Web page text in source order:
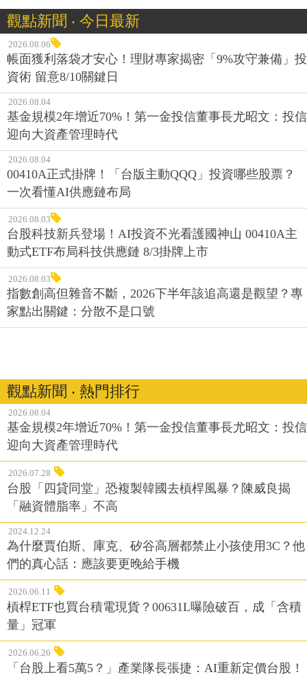
觀點新聞 ‧ 今日最新
2026.08.06
帳面獲利落袋才安心！理財專家揭密「9%攻守兼備」投
資術 留意8/10關鍵日
2026.08.04
基金規模2年增近70%！第一金投信董事長尤昭文：投信
迎向大資產管理時代
2026.08.04
00410A正式掛牌！「台版主動QQQ」投資哪些股票？
一次看懂AI供應鏈布局
2026.08.03
台股科技新兵登場！AI投資不光看護國神山 00410A主
動式ETF布局科技供應鏈 8/3掛牌上市
2026.08.03
指數創高但雜音不斷，2026下半年該追高還是觀望？專
家點出關鍵：分散不是口號
觀點新聞 ‧ 熱門排行
2026.08.04
基金規模2年增近70%！第一金投信董事長尤昭文：投信
迎向大資產管理時代
2026.07.28
台股「四貸同堂」恐複製韓國去槓桿風暴？陳威良揭
「融資體脂率」不高
2024.12.24
為什麼賈伯斯、庫克、矽谷高層都禁止小孩使用3C？他
們的真心話：應該要更晚給手機
2026.06.11
槓桿ETF也買台積電現貨？00631L曝險破百，成「含積
量」冠軍
2026.06.26
「台股上看5萬5？」產業隊長張捷：AI重新定價台股！